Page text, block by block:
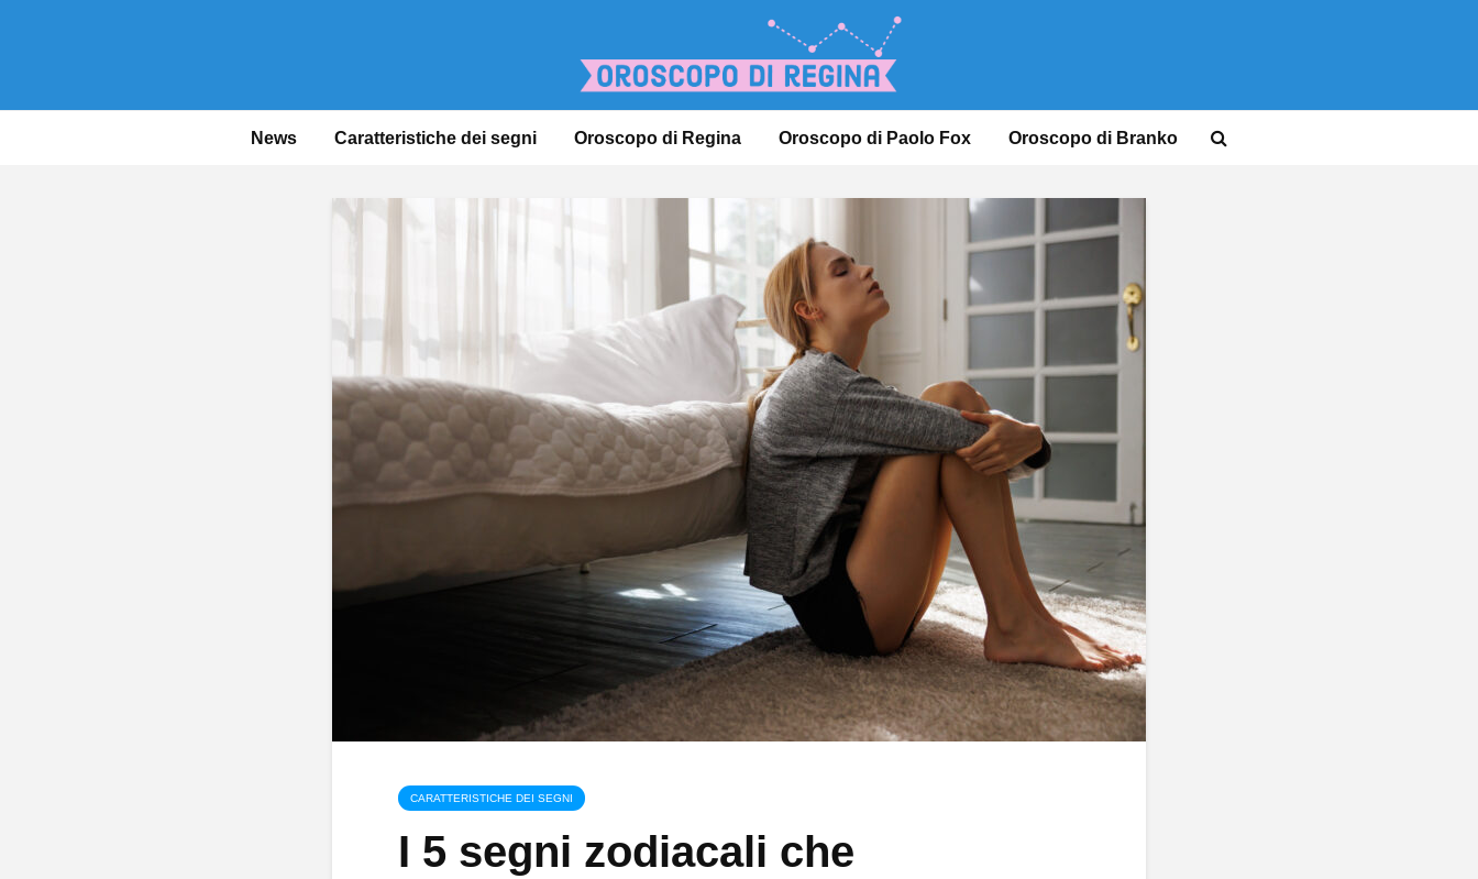
News Caratteristiche dei segni Oroscopo di Regina Oroscopo di Paolo Fox Oroscopo di Branko
CARATTERISTICHE DEI SEGNI
I 5 segni zodiacali che